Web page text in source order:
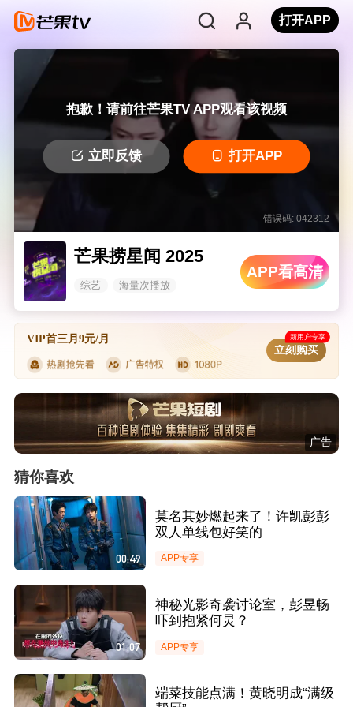
打开APP
抱歉！请前往芒果TV APP观看该视频
立即反馈 打开APP
错误码: 042312
芒果捞星闻 2025
综艺 海量次播放
APP看高清
VIP首三月9元/月 新用户专享
立刻购买
广告
猜你喜欢
00:49
莫名其妙燃起来了！许凯彭彭
双人单线包好笑的
APP专享
01:07
神秘光影奇袭讨论室，彭昱畅
吓到抱紧何炅？
APP专享
端菜技能点满！黄晓明成“满级